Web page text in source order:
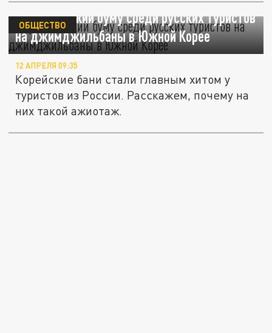
Туристический буму среди русских туристов
на джимджильбаны в Южной Корее
ОБЩЕСТВО
12 АПРЕЛЯ 09:35
Корейские бани стали главным хитом у
туристов из России. Расскажем, почему на
них такой ажиотаж.